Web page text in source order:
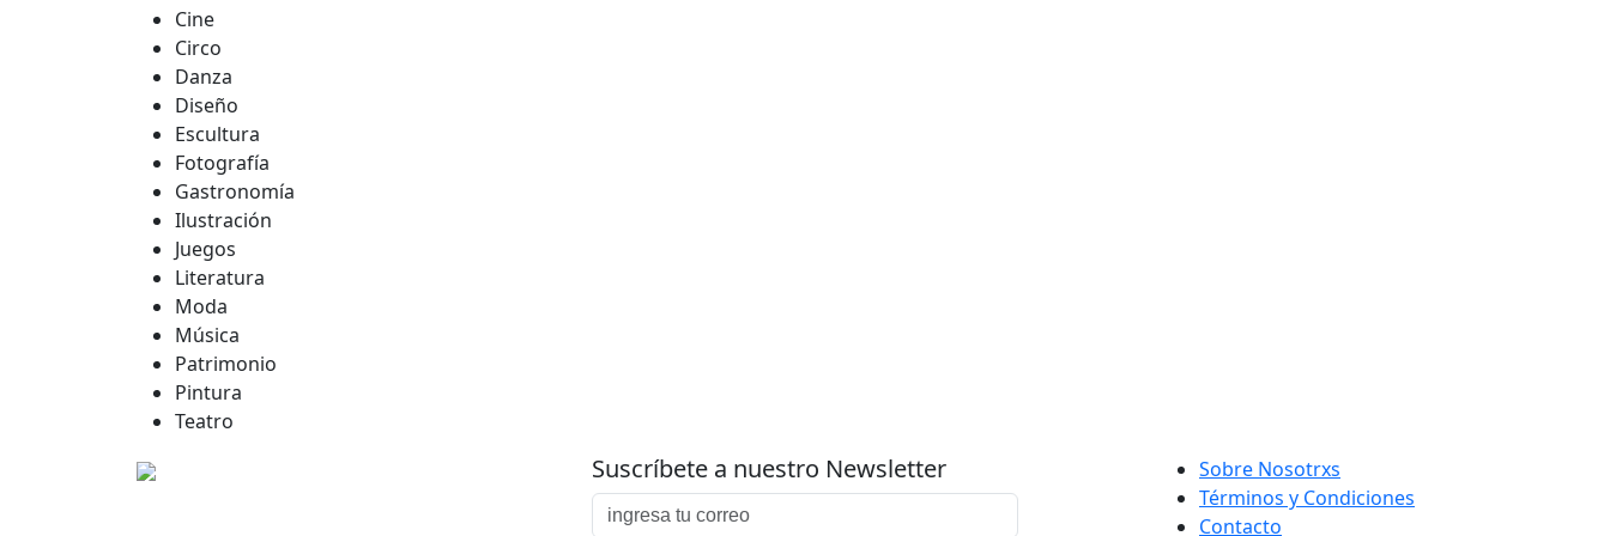
Cine
Circo
Danza
Diseño
Escultura
Fotografía
Gastronomía
Ilustración
Juegos
Literatura
Moda
Música
Patrimonio
Pintura
Teatro
Suscríbete a nuestro Newsletter
Sobre Nosotrxs
Términos y Condiciones
Contacto